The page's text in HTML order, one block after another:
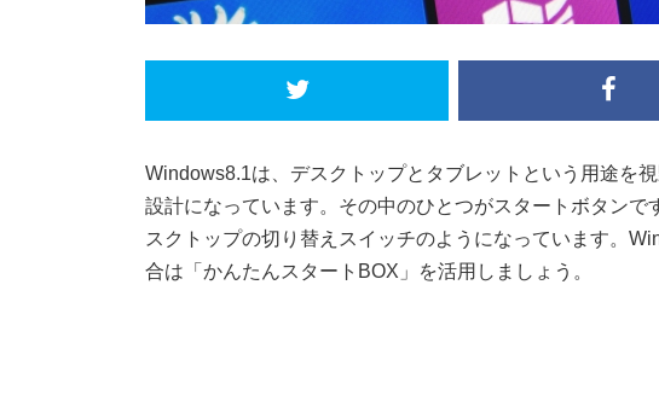
Windows8.1は、デスクトップとタブレットという用途を
設計になっています。その中のひとつがスタートボタン
スクトップの切り替えスイッチのようになっています。
合は「かんたんスタートBOX」を活用しましょう。